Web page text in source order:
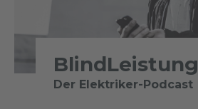
BlindLeistung
Der Elektriker-Podcast